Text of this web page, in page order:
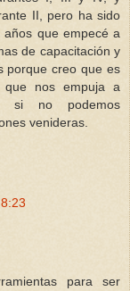
II, pero ha sido
que empecé a
de capacitación y
porque creo que es
que nos empuja a
si no podemos
venideras.
para ser